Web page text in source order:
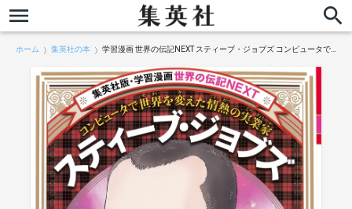
ホーム 集英社の本 学習漫画 世界の伝記NEXT スティーブ・ジョブズ コンピュータで世界を変えた情熱の実業家